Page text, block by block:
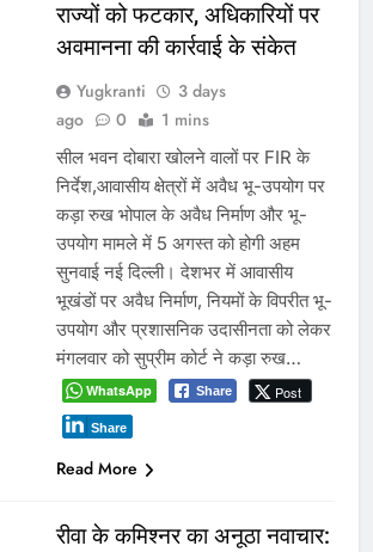
राज्यों को फटकार, अधिकारियों पर
अवमानना की कार्रवाई के संकेत
Yugkranti
3 days
ago
0 1 mins
सील भवन दोबारा खोलने वालों पर FIR के
निर्देश,आवासीय क्षेत्रों में अवैध भू-उपयोग पर
कड़ा रुख भोपाल के अवैध निर्माण और भू-
उपयोग मामले में 5 अगस्त को होगी अहम
सुनवाई नई दिल्ली। देशभर में आवासीय
भूखंडों पर अवैध निर्माण, नियमों के विपरीत भू-
उपयोग और प्रशासनिक उदासीनता को लेकर
मंगलवार को सुप्रीम कोर्ट ने कड़ा रुख…
WhatsApp Share Post
Share
Read More
रीवा के कमिश्नर का अनूठा नवाचार: